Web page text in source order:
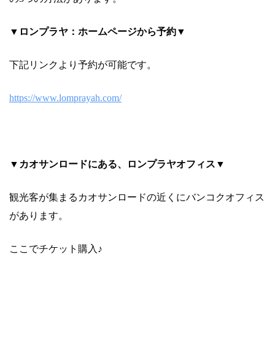
▼ロンプラヤ：ホームページから予約▼
下記リンクより予約が可能です。
https://www.lomprayah.com/
▼カオサンロードにある、ロンプラヤオフィス▼
観光客が集まるカオサンロードの近くにバンコクオフィス
があります。
ここでチケット購入♪